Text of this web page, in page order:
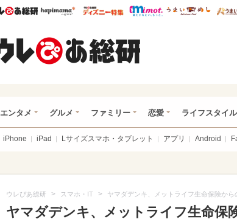
ウレぴあ総研ハピママ* ウレぴあ総研 ディズニー
mimot. うま
エンタメ グルメ ファミリー 恋愛 ライフスタイル
iPhone iPad Lサイズスマホ・タブレット アプリ Android
ウレぴあ総研 > スマホ・IT > ヤマダデンキ、メットライフ生命保険か
ヤマダデンキ、メットライフ生命保